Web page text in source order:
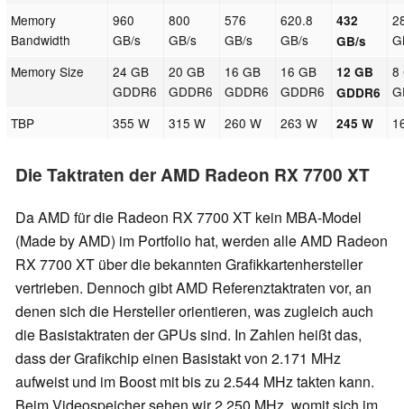
Memory
Bandwidth
960
GB/s
800
GB/s
576
GB/s
620.8
GB/s
432
GB/s
Memory Size
24 GB
GDDR6
20 GB
GDDR6
16 GB
GDDR6
16 GB
GDDR6
12 GB
GDDR6
8
TBP
355 W 315 W 260 W 263 W 245 W
Die Taktraten der AMD Radeon RX 7700 XT
Da AMD für die Radeon RX 7700 XT kein MBA-Model
(Made by AMD) im Portfolio hat, werden alle AMD Radeon
RX 7700 XT über die bekannten Grafikkartenhersteller
vertrieben. Dennoch gibt AMD Referenztaktraten vor, an
denen sich die Hersteller orientieren, was zugleich auch
die Basistaktraten der GPUs sind. In Zahlen heißt das,
dass der Grafikchip einen Basistakt von 2.171 MHz
aufweist und im Boost mit bis zu 2.544 MHz takten kann.